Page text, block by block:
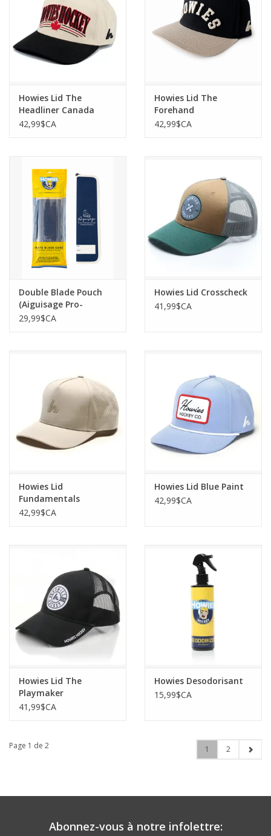
Howies Lid The
Headliner Canada
42,99$CA
Howies Lid The
Forehand
42,99$CA
Double Blade Pouch
(Aiguisage Pro-
Formance)
29,99$CA
Howies Lid Crosscheck
41,99$CA
Howies Lid
Fundamentals
42,99$CA
Howies Lid Blue Paint
42,99$CA
Howies Lid The
Playmaker
41,99$CA
Howies Desodorisant
15,99$CA
Page 1 de 2 1 2
Abonnez-vous à notre infolettre: